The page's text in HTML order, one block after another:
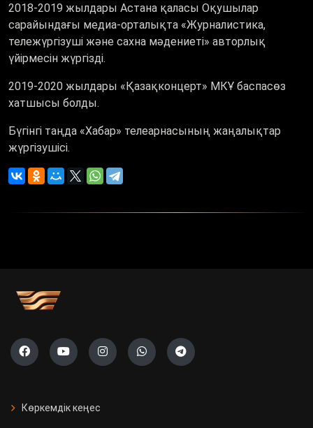
2018-2019 жылдары Астана қаласы Оқушылар
сарайындағы медиа-орталықта «Журналистика,
тележүргізуші және сахна мәдениеті» авторлық
үйірмесін жүргізді.
2019-2020 жылдары «Қазақконцерт» МКҰ баспасөз
хатшысы болды.
Бүгінгі таңда «Хабар» телеарнасының жаңалықтар
жүргізушісі.
Көркемдік кеңес